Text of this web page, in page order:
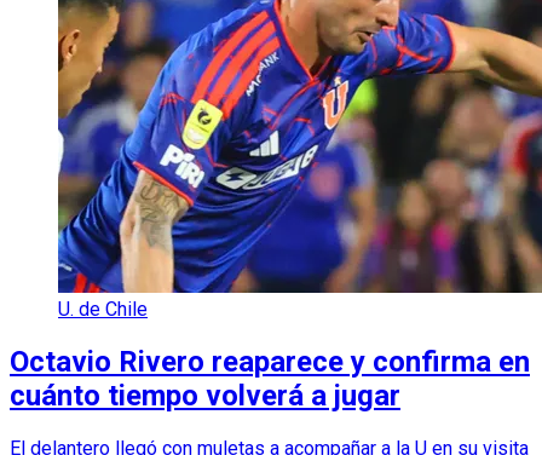
U. de Chile
Octavio Rivero reaparece y confirma en
cuánto tiempo volverá a jugar
El delantero llegó con muletas a acompañar a la U en su visita